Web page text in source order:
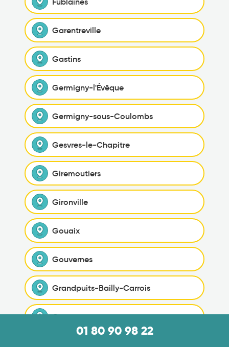
Garentreville
Gastins
Germigny-l'Évêque
Germigny-sous-Coulombs
Gesvres-le-Chapitre
Giremoutiers
Gironville
Gouaix
Gouvernes
Grandpuits-Bailly-Carrois
Gravon
01 80 90 98 22